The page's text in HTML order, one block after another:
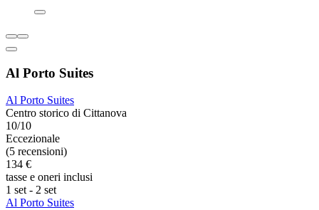
Al Porto Suites
Al Porto Suites
Centro storico di Cittanova
10/10
Eccezionale
(5 recensioni)
134 €
tasse e oneri inclusi
1 set - 2 set
Al Porto Suites